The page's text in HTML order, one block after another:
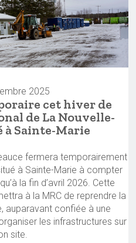
2025
cet hiver de
de La Nouvelle-
à Sainte-Marie
fermera temporairement
à Sainte-Marie à compter
la fin d’avril 2026. Cette
à la MRC de reprendre la
auparavant confiée à une
les infrastructures sur
site.